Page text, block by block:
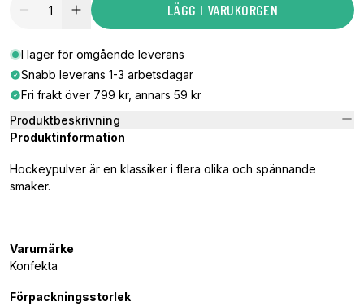
LÄGG I VARUKORGEN
I lager för omgående leverans
Snabb leverans 1-3 arbetsdagar
Fri frakt över 799 kr, annars 59 kr
Produktbeskrivning
Produktinformation
Hockeypulver är en klassiker i flera olika och spännande
smaker.
Varumärke
Konfekta
Förpackningsstorlek